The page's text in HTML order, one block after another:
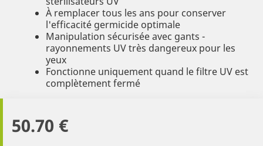
À remplacer tous les ans pour conserver
l'efficacité germicide optimale
Manipulation sécurisée avec gants -
rayonnements UV très dangereux pour les
yeux
Fonctionne uniquement quand le filtre UV est
complètement fermé
50.70 €